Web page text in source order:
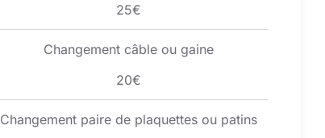
25€
Changement câble ou gaine
20€
Changement paire de plaquettes ou patins